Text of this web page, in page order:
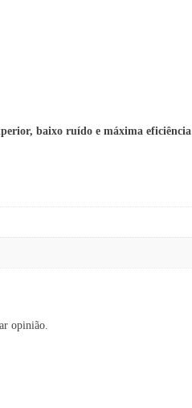
baixo ruído e máxima eficiência
opinião.